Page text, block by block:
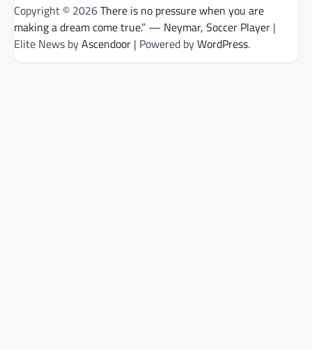
Copyright © 2026There is no pressure when you are
making a dream come true.” — Neymar, Soccer Player |
Elite News byAscendoor | Powered byWordPress.